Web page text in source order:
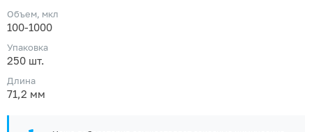
Объем, мкл
100-1000
Упаковка
250 шт.
Длина
71,2 мм